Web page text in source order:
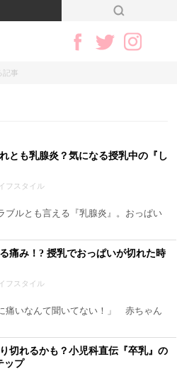
記事
とも乳腺炎？気になる授乳中の『し
フスタイル
ブルとも言える『乳腺炎』。おっぱい
痛み！? 授乳でおっぱいが切れた時
フスタイル
痛いなんて聞いてない！」 赤ちゃん
切れるかも？小児科直伝『卒乳』の
ップ